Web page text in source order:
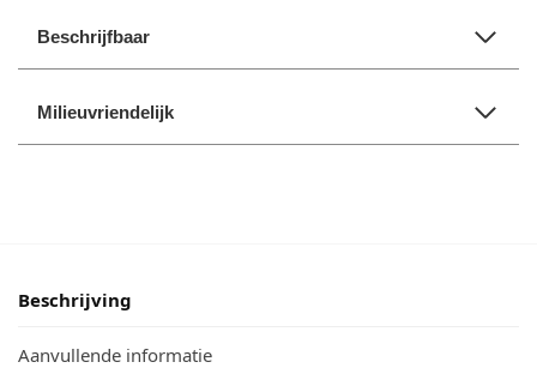
Beschrijfbaar
Milieuvriendelijk
Beschrijving
Aanvullende informatie